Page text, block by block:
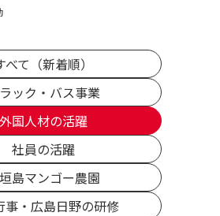
べて（新着順）
ック・バス事業
外国人材の活躍
社員の活躍
島マンゴー農園
事・広島日野の研修